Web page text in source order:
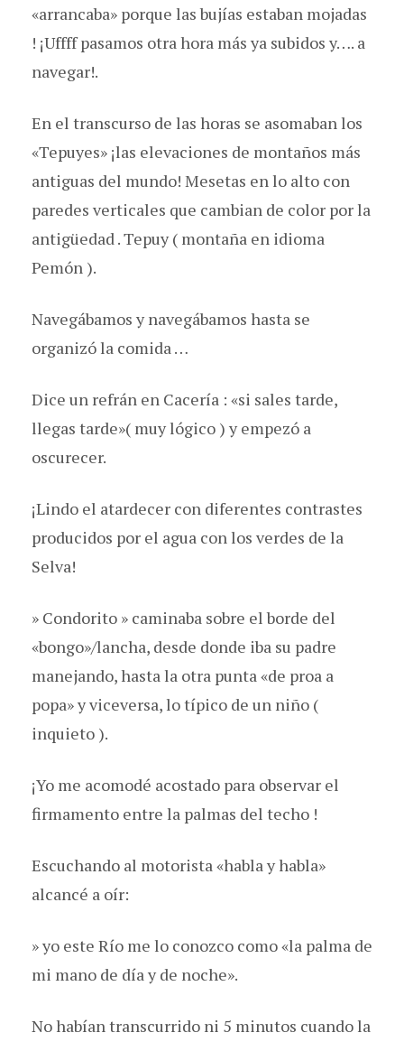
«arrancaba» porque las bujías estaban mojadas
! ¡Uffff pasamos otra hora más ya subidos y…. a
navegar!.
En el transcurso de las horas se asomaban los
«Tepuyes» ¡las elevaciones de montaños más
antiguas del mundo! Mesetas en lo alto con
paredes verticales que cambian de color por la
antigüedad . Tepuy ( montaña en idioma
Pemón ).
Navegábamos y navegábamos hasta se
organizó la comida …
Dice un refrán en Cacería : «si sales tarde,
llegas tarde»( muy lógico ) y empezó a
oscurecer.
¡Lindo el atardecer con diferentes contrastes
producidos por el agua con los verdes de la
Selva!
» Condorito » caminaba sobre el borde del
«bongo»/lancha, desde donde iba su padre
manejando, hasta la otra punta «de proa a
popa» y viceversa, lo típico de un niño (
inquieto ).
¡Yo me acomodé acostado para observar el
firmamento entre la palmas del techo !
Escuchando al motorista «habla y habla»
alcancé a oír:
» yo este Río me lo conozco como «la palma de
mi mano de día y de noche».
No habían transcurrido ni 5 minutos cuando la